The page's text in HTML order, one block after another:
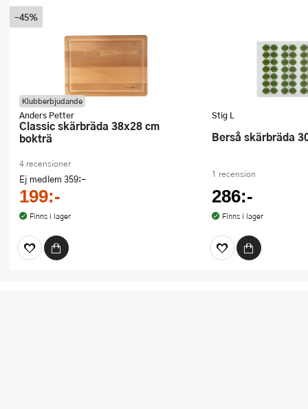
Klubberbjudande
Anders Petter
Classic skärbräda 38x28 cm
bokträ
4 recensioner
Ej medlem 359:-
199:-
Finns i lager
-45%
Stig L
Berså skärbräda
1 recension
286:-
Finns i lager